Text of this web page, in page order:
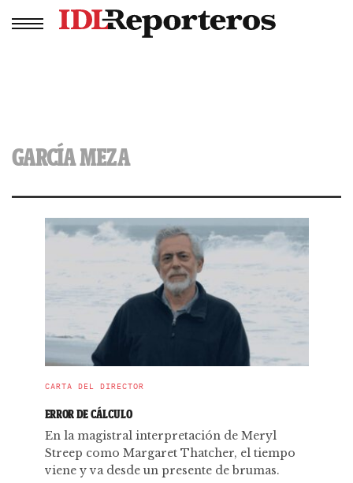
GARCÍA MEZA
CARTA DEL DIRECTOR
ERROR DE CÁLCULO
En la magistral interpretación de Meryl
Streep como Margaret Thatcher, el tiempo
viene y va desde un presente de brumas.